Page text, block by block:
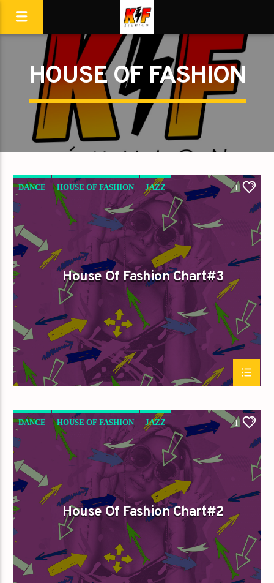
HOUSE OF FASHION
DANCE HOUSE OF FASHION JAZZ
LOVE MUSIC SPRING CHART
1
House Of Fashion Chart#3
DANCE HOUSE OF FASHION JAZZ
LOVE MUSIC SPRING CHART
1
House Of Fashion Chart#2